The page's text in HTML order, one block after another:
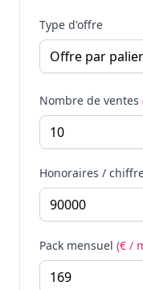
Type d'offre
Nombre de ventes
Honoraires /
Pack mensuel (€ /